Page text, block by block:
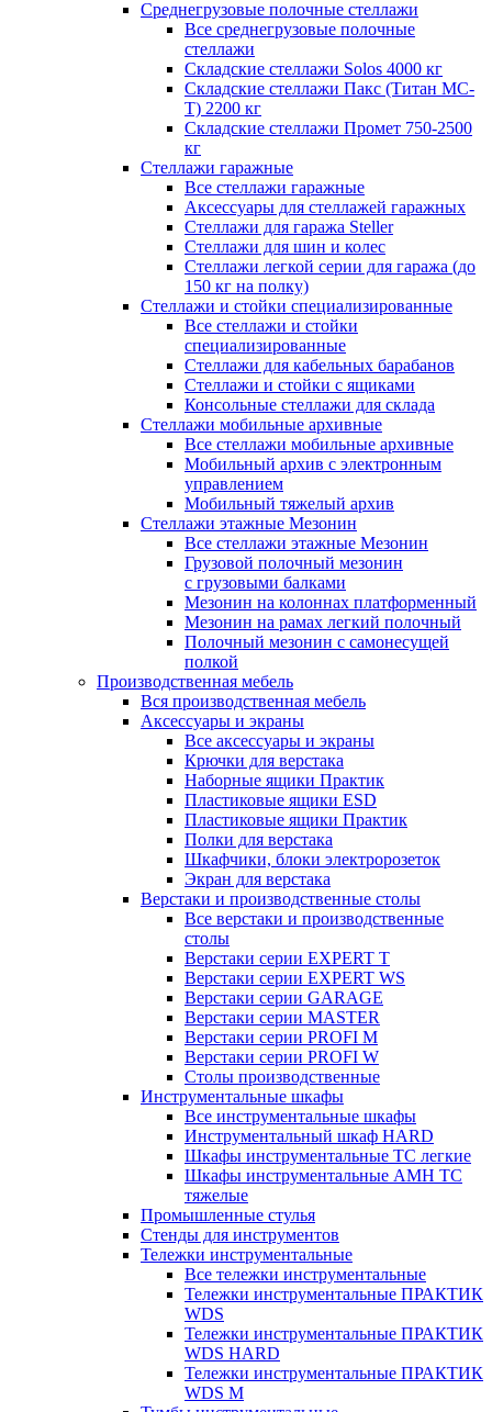
Среднегрузовые полочные стеллажи
Все среднегрузовые полочные
стеллажи
Складские стеллажи Solos 4000 кг
Складские стеллажи Пакс (Титан МС-
Т) 2200 кг
Складские стеллажи Промет 750-2500
кг
Стеллажи гаражные
Все стеллажи гаражные
Аксессуары для стеллажей гаражных
Стеллажи для гаража Steller
Стеллажи для шин и колес
Стеллажи легкой серии для гаража (до
150 кг на полку)
Стеллажи и стойки специализированные
Все стеллажи и стойки
специализированные
Стеллажи для кабельных барабанов
Стеллажи и стойки с ящиками
Консольные стеллажи для склада
Стеллажи мобильные архивные
Все стеллажи мобильные архивные
Мобильный архив с электронным
управлением
Мобильный тяжелый архив
Стеллажи этажные Мезонин
Все стеллажи этажные Мезонин
Грузовой полочный мезонин
с грузовыми балками
Мезонин на колоннах платформенный
Мезонин на рамах легкий полочный
Полочный мезонин с самонесущей
полкой
Производственная мебель
Вся производственная мебель
Аксессуары и экраны
Все аксессуары и экраны
Крючки для верстака
Наборные ящики Практик
Пластиковые ящики ESD
Пластиковые ящики Практик
Полки для верстака
Шкафчики, блоки электророзеток
Экран для верстака
Верстаки и производственные столы
Все верстаки и производственные
столы
Верстаки серии EXPERT T
Верстаки серии EXPERT WS
Верстаки серии GARAGE
Верстаки серии MASTER
Верстаки серии PROFI M
Верстаки серии PROFI W
Столы производственные
Инструментальные шкафы
Все инструментальные шкафы
Инструментальный шкаф HARD
Шкафы инструментальные ТС легкие
Шкафы инструментальные AMH TC
тяжелые
Промышленные стулья
Стенды для инструментов
Тележки инструментальные
Все тележки инструментальные
Тележки инструментальные ПРАКТИК
WDS
Тележки инструментальные ПРАКТИК
WDS HARD
Тележки инструментальные ПРАКТИК
WDS M